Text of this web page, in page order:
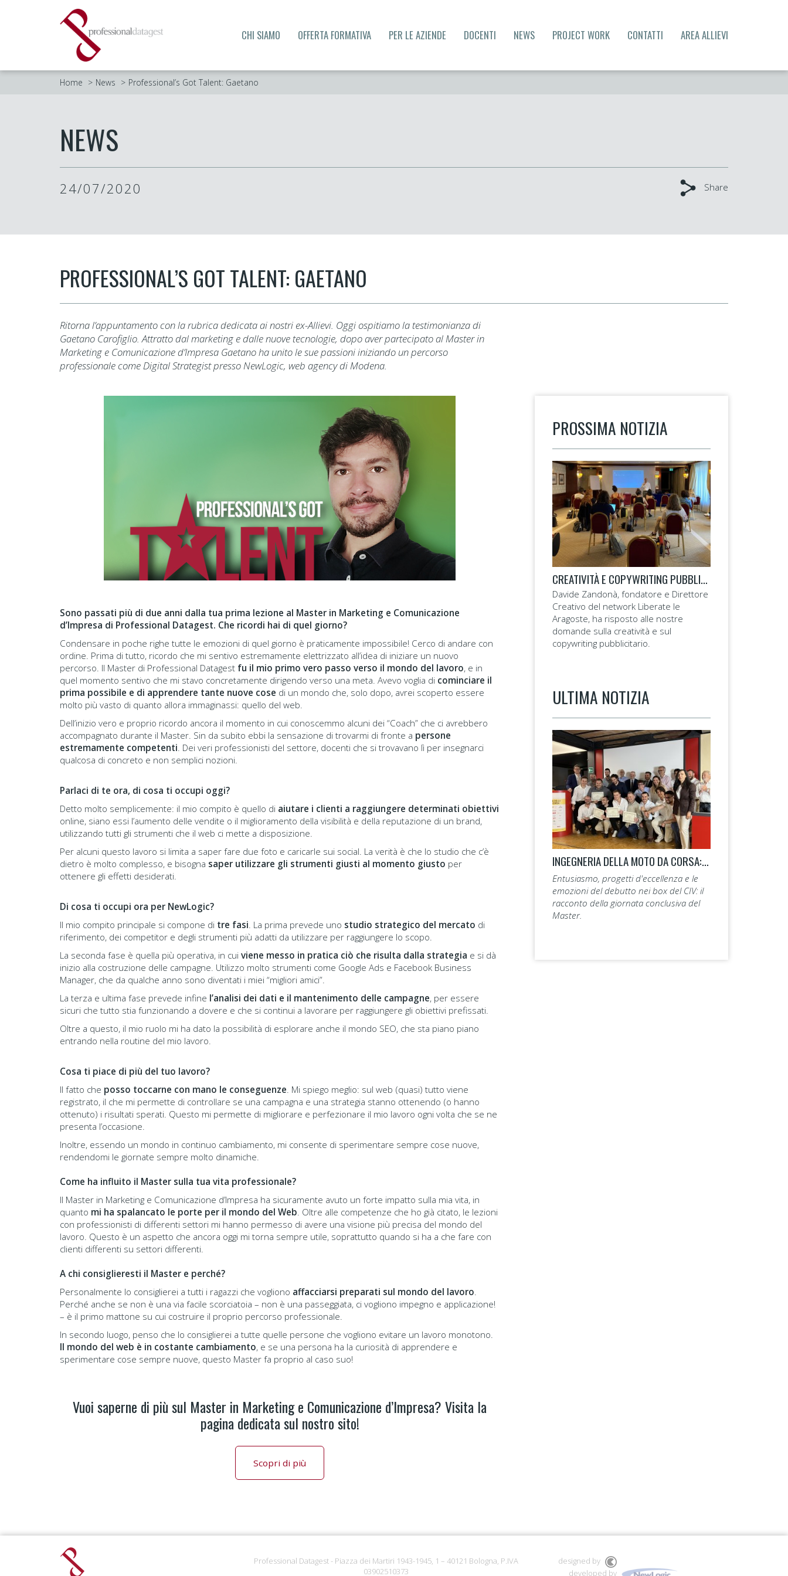
CHI SIAMO OFFERTA FORMATIVA PER LE AZIENDE DOCENTI NEWS PROJECT WORK CONTATTI AREA ALLIEVI
Home News Professional’s Got Talent: Gaetano
NEWS
24/07/2020 Share
PROFESSIONAL’S GOT TALENT: GAETANO
Ritorna l’appuntamento con la rubrica dedicata ai nostri ex-Allievi. Oggi ospitiamo la testimonianza di
Gaetano Carofiglio. Attratto dal marketing e dalle nuove tecnologie, dopo aver partecipato al Master in
Marketing e Comunicazione d’Impresa Gaetano ha unito le sue passioni iniziando un percorso
professionale come Digital Strategist presso NewLogic, web agency di Modena.
Sono passati più di due anni dalla tua prima lezione al Master in Marketing e Comunicazione
d’Impresa di Professional Datagest. Che ricordi hai di quel giorno?
Condensare in poche righe tutte le emozioni di quel giorno è praticamente impossibile! Cerco di andare con
ordine. Prima di tutto, ricordo che mi sentivo estremamente elettrizzato all’idea di iniziare un nuovo
percorso. Il Master di Professional Datagest fu il mio primo vero passo verso il mondo del lavoro, e in
quel momento sentivo che mi stavo concretamente dirigendo verso una meta. Avevo voglia di cominciare il
prima possibile e di apprendere tante nuove cose di un mondo che, solo dopo, avrei scoperto essere
molto più vasto di quanto allora immaginassi: quello del web.
Dell’inizio vero e proprio ricordo ancora il momento in cui conoscemmo alcuni dei “Coach” che ci avrebbero
accompagnato durante il Master. Sin da subito ebbi la sensazione di trovarmi di fronte a persone
estremamente competenti. Dei veri professionisti del settore, docenti che si trovavano lì per insegnarci
qualcosa di concreto e non semplici nozioni.
Parlaci di te ora, di cosa ti occupi oggi?
Detto molto semplicemente: il mio compito è quello di aiutare i clienti a raggiungere determinati obiettivi
online, siano essi l’aumento delle vendite o il miglioramento della visibilità e della reputazione di un brand,
utilizzando tutti gli strumenti che il web ci mette a disposizione.
Per alcuni questo lavoro si limita a saper fare due foto e caricarle sui social. La verità è che lo studio che c’è
dietro è molto complesso, e bisogna saper utilizzare gli strumenti giusti al momento giusto per
ottenere gli effetti desiderati.
Di cosa ti occupi ora per NewLogic?
Il mio compito principale si compone di tre fasi. La prima prevede uno studio strategico del mercato di
riferimento, dei competitor e degli strumenti più adatti da utilizzare per raggiungere lo scopo.
La seconda fase è quella più operativa, in cui viene messo in pratica ciò che risulta dalla strategia e si dà
inizio alla costruzione delle campagne. Utilizzo molto strumenti come Google Ads e Facebook Business
Manager, che da qualche anno sono diventati i miei “migliori amici”.
La terza e ultima fase prevede infine l’analisi dei dati e il mantenimento delle campagne, per essere
sicuri che tutto stia funzionando a dovere e che si continui a lavorare per raggiungere gli obiettivi prefissati.
Oltre a questo, il mio ruolo mi ha dato la possibilità di esplorare anche il mondo SEO, che sta piano piano
entrando nella routine del mio lavoro.
Cosa ti piace di più del tuo lavoro?
Il fatto che posso toccarne con mano le conseguenze. Mi spiego meglio: sul web (quasi) tutto viene
registrato, il che mi permette di controllare se una campagna e una strategia stanno ottenendo (o hanno
ottenuto) i risultati sperati. Questo mi permette di migliorare e perfezionare il mio lavoro ogni volta che se ne
presenta l’occasione.
Inoltre, essendo un mondo in continuo cambiamento, mi consente di sperimentare sempre cose nuove,
rendendomi le giornate sempre molto dinamiche.
Come ha influito il Master sulla tua vita professionale?
Il Master in Marketing e Comunicazione d’Impresa ha sicuramente avuto un forte impatto sulla mia vita, in
quanto mi ha spalancato le porte per il mondo del Web. Oltre alle competenze che ho già citato, le lezioni
con professionisti di differenti settori mi hanno permesso di avere una visione più precisa del mondo del
lavoro. Questo è un aspetto che ancora oggi mi torna sempre utile, soprattutto quando si ha a che fare con
clienti differenti su settori differenti.
A chi consiglieresti il Master e perché?
Personalmente lo consiglierei a tutti i ragazzi che vogliono affacciarsi preparati sul mondo del lavoro.
Perché anche se non è una via facile scorciatoia – non è una passeggiata, ci vogliono impegno e applicazione!
– è il primo mattone su cui costruire il proprio percorso professionale.
In secondo luogo, penso che lo consiglierei a tutte quelle persone che vogliono evitare un lavoro monotono.
Il mondo del web è in costante cambiamento, e se una persona ha la curiosità di apprendere e
sperimentare cose sempre nuove, questo Master fa proprio al caso suo!
Vuoi saperne di più sul Master in Marketing e Comunicazione d’Impresa? Visita la
pagina dedicata sul nostro sito!
Scopri di più
PROSSIMA NOTIZIA
CREATIVITÀ E COPYWRITING PUBBLICITARIO: INTERVISTA A DAVIDE ZANDONÀ
Davide Zandonà, fondatore e Direttore
Creativo del network Liberate le
Aragoste, ha risposto alle nostre
domande sulla creatività e sul
copywriting pubblicitario.
ULTIMA NOTIZIA
INGEGNERIA DELLA MOTO DA CORSA: LA 14ª EDIZIONE TAGLIA IL TRAGUARDO.
Entusiasmo, progetti d'eccellenza e le
emozioni del debutto nei box del CIV: il
racconto della giornata conclusiva del
Master.
Professional Datagest - Piazza dei Martiri 1943-1945, 1 – 40121 Bologna, P.IVA
03902510373
designed by
developed by